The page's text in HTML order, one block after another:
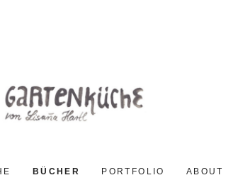
BÜCHER PORTFOLIO ABOUT